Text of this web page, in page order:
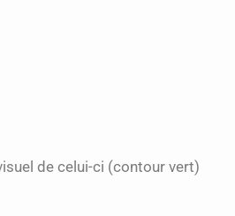
de celui-ci (contour vert)